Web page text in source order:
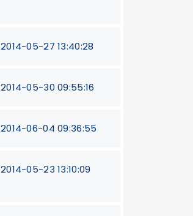
2014-05-27 13:40:28
2014-05-30 09:55:16
2014-06-04 09:36:55
2014-05-23 13:10:09